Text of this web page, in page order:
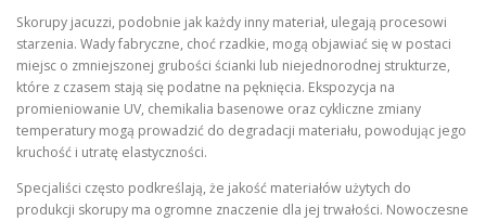
Skorupy jacuzzi, podobnie jak każdy inny materiał, ulegają procesowi
starzenia. Wady fabryczne, choć rzadkie, mogą objawiać się w postaci
miejsc o zmniejszonej grubości ścianki lub niejednorodnej strukturze,
które z czasem stają się podatne na pęknięcia. Ekspozycja na
promieniowanie UV, chemikalia basenowe oraz cykliczne zmiany
temperatury mogą prowadzić do degradacji materiału, powodując jego
kruchość i utratę elastyczności.
Specjaliści często podkreślają, że jakość materiałów użytych do
produkcji skorupy ma ogromne znaczenie dla jej trwałości. Nowoczesne